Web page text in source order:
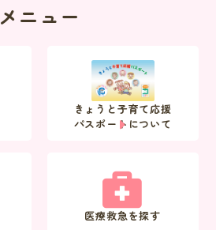
メニュー
きょうと子育て応援
パスポートについて
医療救急を探す